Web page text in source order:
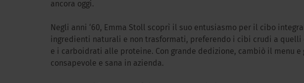
ancora oggi.
Negli anni ‘60, Emma Stoll scoprì il suo entusiasmo per il cibo
ingredienti naturali e non trasformati, preferendo i cibi crudi a
e i carboidrati alle proteine. Con grande dedizione, cambiò il menu e
consapevole e sana in azienda.